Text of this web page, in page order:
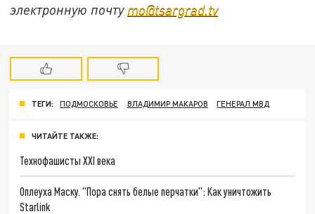
электронную почту mo@tsargrad.tv
ТЕГИ: ПОДМОСКОВЬЕ ВЛАДИМИР МАКАРОВ ГЕНЕРАЛ МВД
ЧИТАЙТЕ ТАКЖЕ:
Технофашисты XXI века
Оплеуха Маску. "Пора снять белые перчатки": Как уничтожить
Starlink